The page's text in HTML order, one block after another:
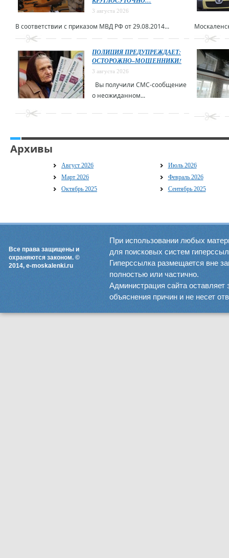
3 августа 2026
В соответствии с приказом МВД РФ от 29.08.2014...
ПОЛИЦИЯ ПРЕДУПРЕЖДАЕТ:
ОСТОРОЖНО–МОШЕННИКИ!
3 августа 2026
Вы получили СМС-сообщение
о неожиданном...
Архивы
Август 2026
Июль 2026
Март 2026
Февраль 2026
Октябрь 2025
Сентябрь 2025
Все права защищены и
охраняются законом. ©
2014, e-moskalenki.ru
При использовании любых
для поисковых систем
Гиперссылка размещается вне
полностью или частично.
Администрация сайта оставляет
объяснения причин и не несет